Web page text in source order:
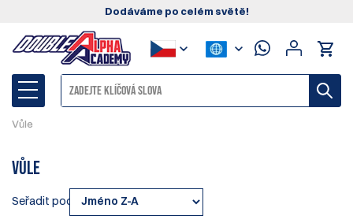
Dodáváme po celém světě!
Vůle
Vůle
Seřadit podle: